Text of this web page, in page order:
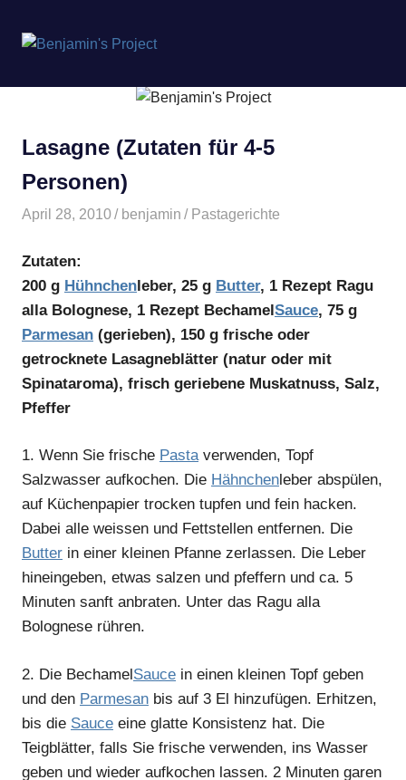
springen
Project
Lasagne (Zutaten für 4-5
Personen)
April 28, 2010 benjamin Pastagerichte
Zutaten:
200 g Hühnchenleber, 25 g Butter, 1 Rezept Ragu
alla Bolognese, 1 Rezept BechamelSauce, 75 g
Parmesan (gerieben), 150 g frische oder
getrocknete Lasagneblätter (natur oder mit
Spinataroma), frisch geriebene Muskatnuss, Salz,
Pfeffer
1. Wenn Sie frische Pastaverwenden, Topf
Salzwasser aufkochen. Die Hähnchenleber abspülen,
auf Küchenpapier trocken tupfen und fein hacken.
Dabei alle weissen und Fettstellen entfernen. Die
Butter in einer kleinen Pfanne zerlassen. Die Leber
hineingeben, etwas salzen und pfeffern und ca. 5
Minuten sanft anbraten. Unter das Ragu alla
Bolognese rühren.
2. Die BechamelSauce in einen kleinen Topf geben
und den Parmesan bis auf 3 El hinzufügen. Erhitzen,
bis die Sauce eine glatte Konsistenz hat. Die
Teigblätter, falls Sie frische verwenden, ins Wasser
geben und wieder aufkochen lassen. 2 Minuten garen